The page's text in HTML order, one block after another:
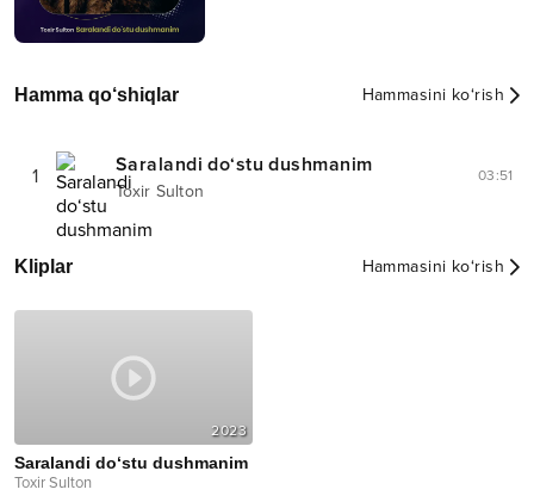
Hamma qo‘shiqlar Hammasini ko‘rish
1 Saralandi do‘stu dushmanim
Toxir Sulton
03:51
Kliplar Hammasini ko‘rish
2023
Saralandi do‘stu dushmanim
Toxir Sulton